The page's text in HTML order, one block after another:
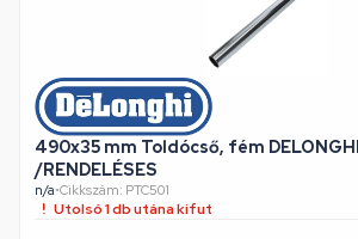
490x35 mm Toldócső, fém
/RENDELÉSES
n/a•Cikkszám: PTC501
Utolsó 1 db utána kifut